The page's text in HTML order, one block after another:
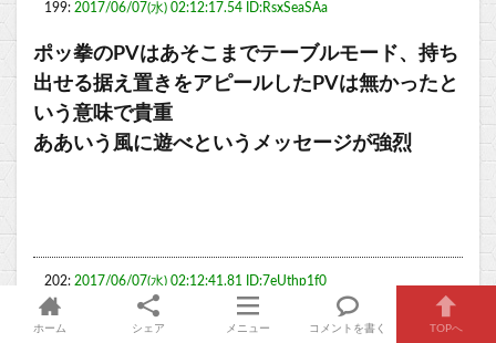
199: 2017/06/07(水) 02:12:17.54 ID:RsxSeaSAa
ポッ拳のPVはあそこまでテーブルモード、持ち
出せる据え置きをアピールしたPVは無かったと
いう意味で貴重
ああいう風に遊べというメッセージが強烈
202: 2017/06/07(水) 02:12:41.81 ID:7eUthp1f0
ポッ拳経験者なら
ホーム シェア メニュー コメントを書く TOPへ